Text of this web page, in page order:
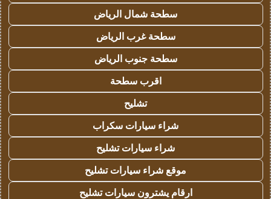
سطحة شمال الرياض
سطحة غرب الرياض
سطحة جنوب الرياض
اقرب سطحة
تشليح
شراء سيارات سكراب
شراء سيارات تشليح
موقع شراء سيارات تشليح
ارقام يشترون سيارات تشليح